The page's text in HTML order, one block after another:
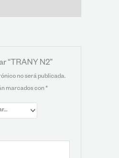
“TRANY N2”
no será publicada.
marcados con *